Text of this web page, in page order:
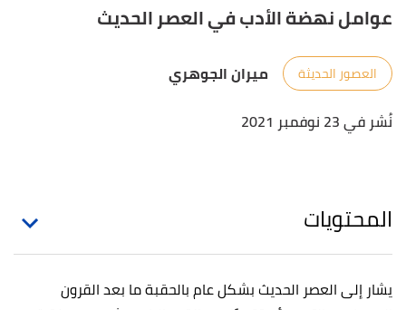
عوامل نهضة الأدب في العصر الحديث
العصور الحديثة
ميران الجوهري
نُشر في 23 نوفمبر 2021
المحتويات
يشار إلى العصر الحديث بشكل عام بالحقبة ما بعد القرون